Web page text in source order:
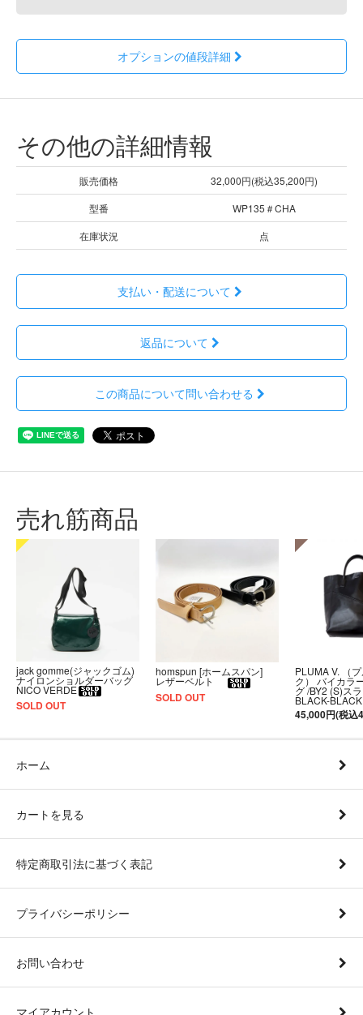
オプションの値段詳細
その他の詳細情報
販売価格
32,000円(税込35,200円)
型番
WP135＃CHA
在庫状況
点
支払い・配送について
返品について
この商品について問い合わせる
売れ筋商品
jack gomme(ジャックゴム)
ナイロンショルダーバッグ
NICO VERDE
SOLD OUT
homspun [ホームスパン]
レザーベルト
SOLD OUT
PLUMA V. （
ク） バイカラ
グ /BY2 (S)ス
BLACK-BLACK
45,000円(税込
ホーム
カートを見る
特定商取引法に基づく表記
プライバシーポリシー
お問い合わせ
マイアカウント